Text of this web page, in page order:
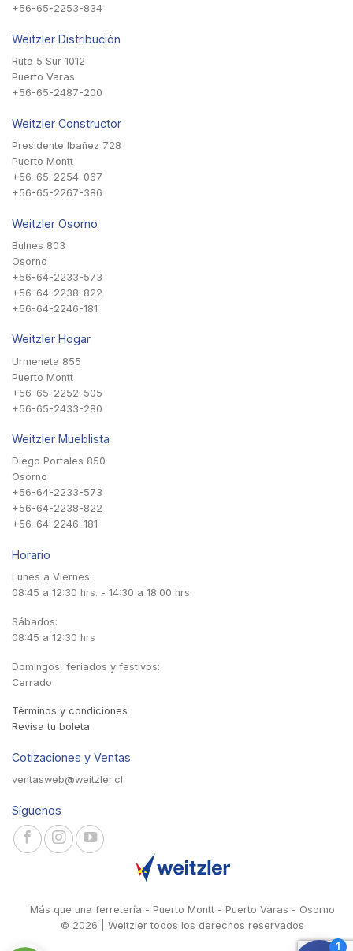
+56-65-2253-834
Weitzler Distribución
Ruta 5 Sur 1012
Puerto Varas
+56-65-2487-200
Weitzler Constructor
Presidente Ibañez 728
Puerto Montt
+56-65-2254-067
+56-65-2267-386
Weitzler Osorno
Bulnes 803
Osorno
+56-64-2233-573
+56-64-2238-822
+56-64-2246-181
Weitzler Hogar
Urmeneta 855
Puerto Montt
+56-65-2252-505
+56-65-2433-280
Weitzler Mueblista
Diego Portales 850
Osorno
+56-64-2233-573
+56-64-2238-822
+56-64-2246-181
Horario
Lunes a Viernes:
08:45 a 12:30 hrs. - 14:30 a 18:00 hrs.
Sábados:
08:45 a 12:30 hrs
Domingos, feriados y festivos:
Cerrado
Términos y condiciones
Revisa tu boleta
Cotizaciones y Ventas
ventasweb@weitzler.cl
Síguenos
Más que una ferretería - Puerto Montt - Puerto Varas - Osorno
© 2026 | Weitzler todos los derechos reservados